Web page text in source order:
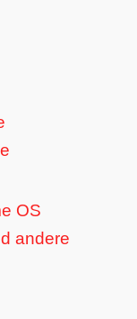
OS
andere